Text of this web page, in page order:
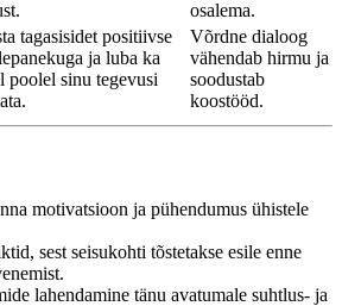
osalema.
tagasisidet positiivse
ja luba ka
poolel sinu tegevusi
Võrdne dialoog
vähendab hirmu ja
soodustab
koostööd.
motivatsioon ja pühendumus ühistele
sest seisukohti tõstetakse esile enne
lahendamine tänu avatumale suhtlus- ja